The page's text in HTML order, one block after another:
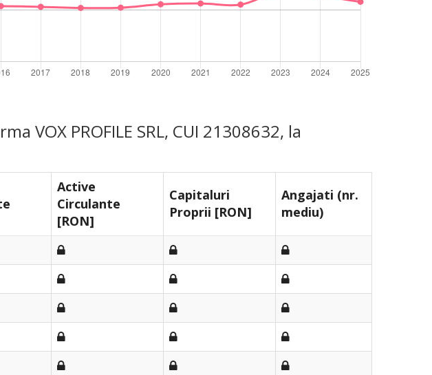
VOX PROFILE SRL, CUI 21308632, la
Active
Circulante
[RON]
Capitaluri
Proprii [RON]
Angajati (nr.
mediu)